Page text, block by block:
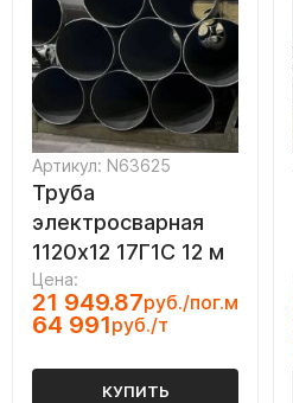
Артикул: N63625
Труба
электросварная
1120х12 17Г1С 12 м
Цена:
21 949.87руб./пог.м
64 991руб./т
КУПИТЬ